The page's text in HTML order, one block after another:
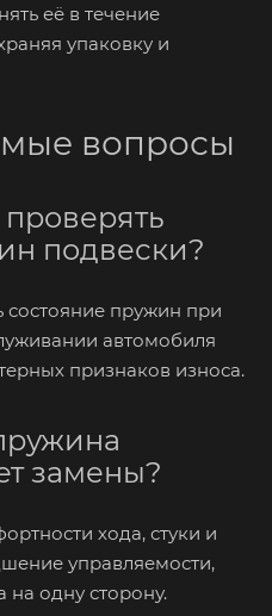
её в течение
упаковку и
вопросы
подвески?
состояние пружин при
автомобиля
признаков износа.
замены?
хода, стуки и
управляемости,
на одну сторону.